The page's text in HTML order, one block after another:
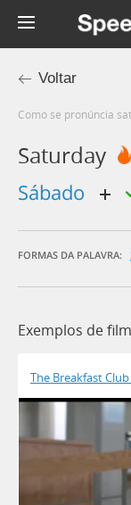
Voltar
Como se pronúncia
Saturday
sábado
FORMAS DA PALAVRA:
Exemplos de
The Breakfast